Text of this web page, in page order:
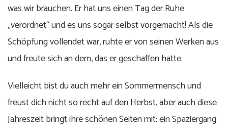
was wir brauchen. Er hat uns einen Tag der Ruhe
„verordnet“ und es uns sogar selbst vorgemacht! Als die
Schöpfung vollendet war, ruhte er von seinen Werken aus
und freute sich an dem, das er geschaffen hatte.
Vielleicht bist du auch mehr ein Sommermensch und
freust dich nicht so recht auf den Herbst, aber auch diese
Jahreszeit bringt ihre schönen Seiten mit: ein Spaziergang